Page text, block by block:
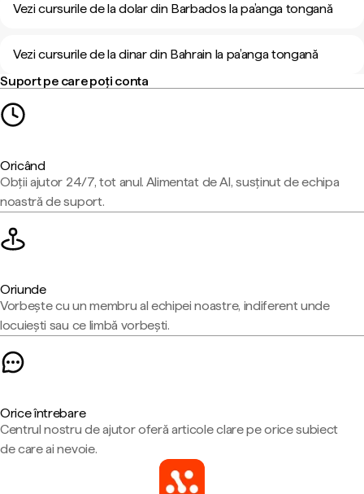
Vezi cursurile de la dolar din Barbados la pa’anga tongană
Vezi cursurile de la dinar din Bahrain la pa’anga tongană
Suport pe care poți conta
Oricând
Obții ajutor 24/7, tot anul. Alimentat de AI, susținut de echipa
noastră de suport.
Oriunde
Vorbește cu un membru al echipei noastre, indiferent unde
locuiești sau ce limbă vorbești.
Orice întrebare
Centrul nostru de ajutor oferă articole clare pe orice subiect
de care ai nevoie.